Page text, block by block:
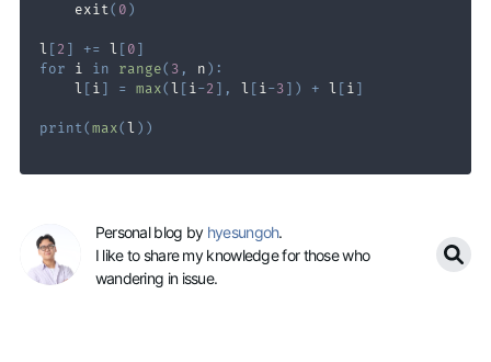
    exit
( 0 )
l [ 2 ] += l [ 0 ]
for i in range( 3 , n ) :
    l
[ i ] = max(l [ i-2 ] , l [ i-3 ] ) + l [ i ]
print(max(l ) )
Personal blog by hyesungoh.
I like to share my knowledge for those who
wandering in issue.